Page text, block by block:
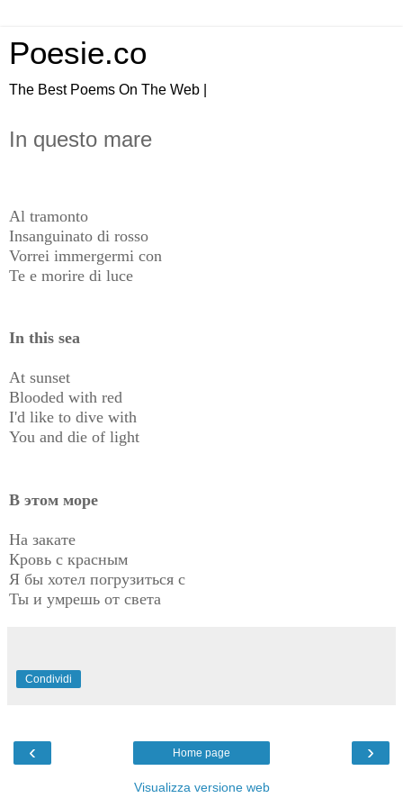
Poesie.co
The Best Poems On The Web |
In questo mare
Al tramonto
Insanguinato di rosso
Vorrei immergermi con
Te e morire di luce
In this sea
At sunset
Blooded with red
I'd like to dive with
You and die of light
В этом море
На закате
Кровь с красным
Я бы хотел погрузиться с
Ты и умрешь от света
Condividi
‹ ›
Home page
Visualizza versione web